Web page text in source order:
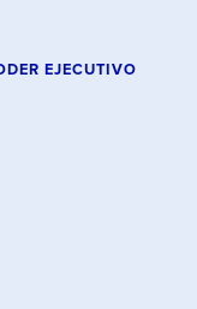
EJECUTIVO